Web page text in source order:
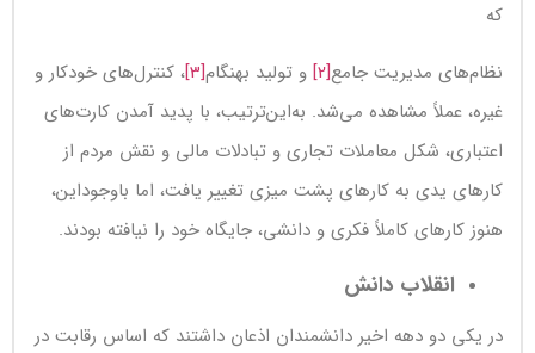
که
نظام‌های مدیریت جامع[2] و تولید بهنگام[3] ، کنترل‌های خودکار و
غیره، عملاً مشاهده می‌شد. به‌این‌ترتیب، با پدید آمدن کارت‌های
اعتباری، شکل معاملات تجاری و تبادلات مالی و نقش مردم از
کارهای یدی به کارهای پشت میزی تغییر یافت، اما باوجوداین،
هنوز کارهای کاملاً فکری و دانشی، جایگاه خود را نیافته بودند.
انقلاب دانش
در یکی دو دهه اخیر دانشمندان اذعان داشتند که اساس رقابت در